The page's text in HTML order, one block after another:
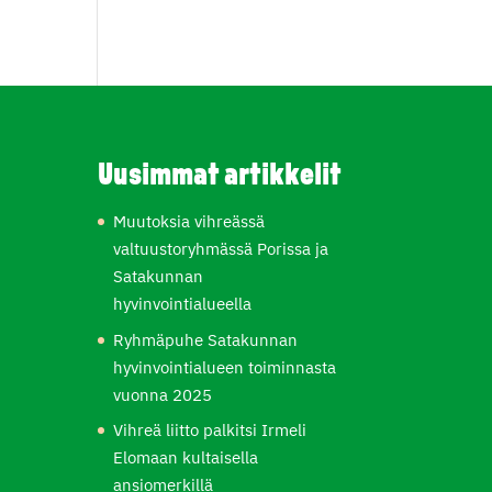
Uusimmat artikkelit
Muutoksia vihreässä
valtuustoryhmässä Porissa ja
Satakunnan
hyvinvointialueella
Ryhmäpuhe Satakunnan
hyvinvointialueen toiminnasta
vuonna 2025
Vihreä liitto palkitsi Irmeli
Elomaan kultaisella
ansiomerkillä